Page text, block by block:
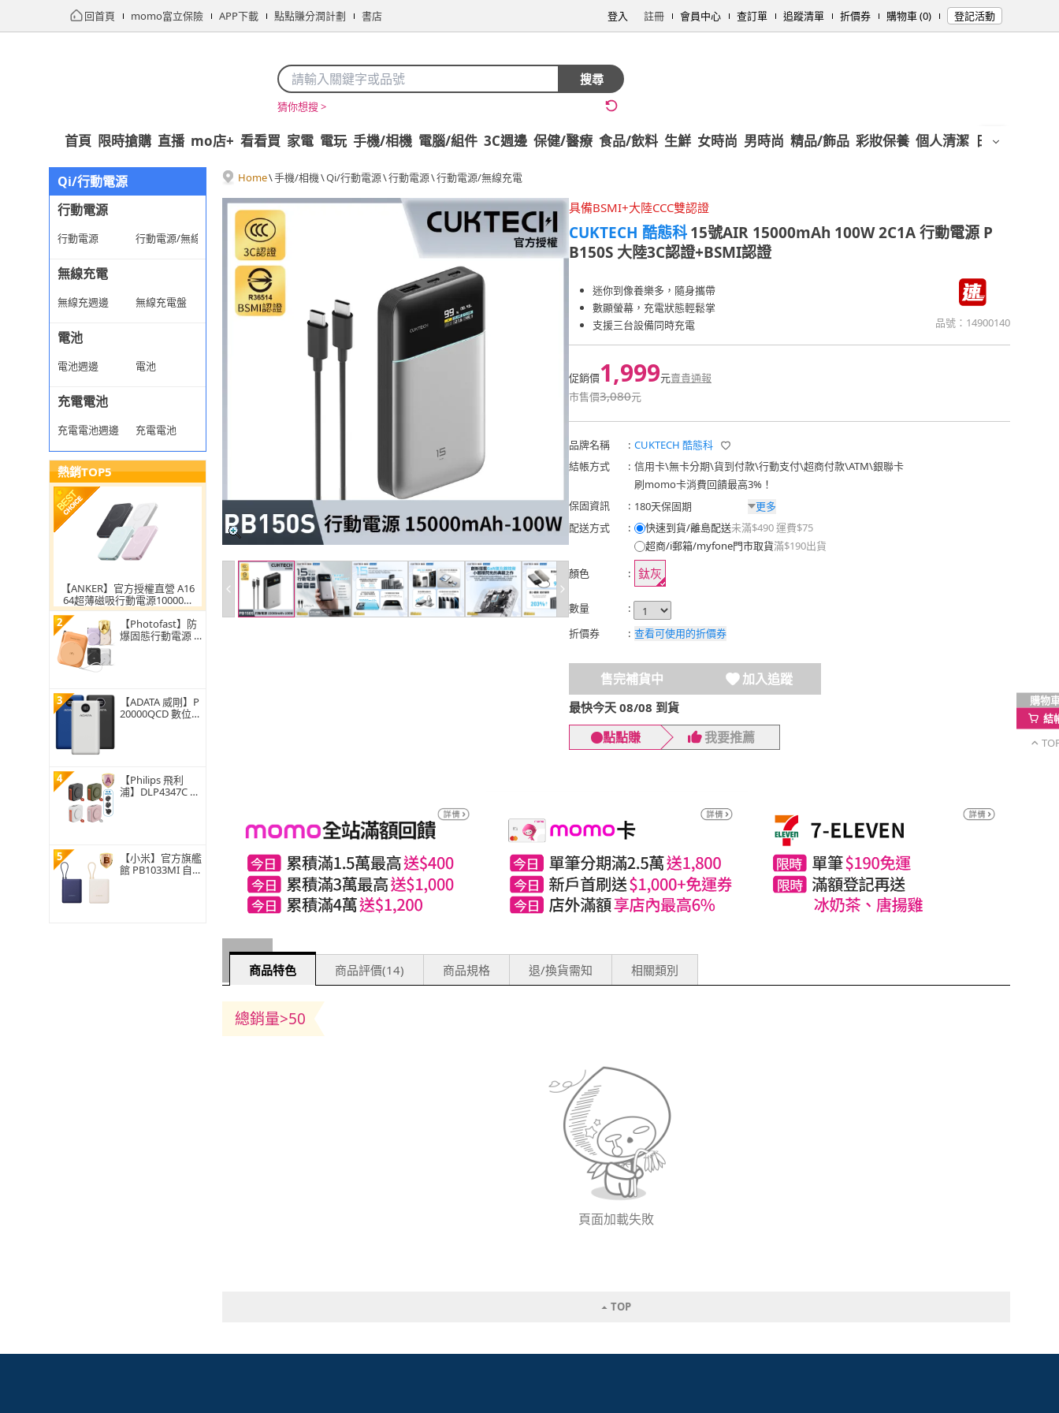
回首頁 momo富立保險 APP下載 點點賺分潤計劃 書店 登入 註冊 會員中心 查訂單 追蹤清單 折價券 購物車 (0) 登記活動
搜尋
猜你想搜 >
首頁 限時搶購 直播 mo店+ 看看買 家電 電玩 手機/相機 電腦/組件 3C週邊 保健/醫療 食品/飲料 生鮮 女時尚 男時尚 精品/飾品 彩妝保養 個人清潔 日用/紙品
Qi/行動電源
行動電源
行動電源 行動電源/無線充電
無線充電
無線充週邊 無線充電盤
電池
電池週邊 電池
充電電池
充電電池週邊 充電電池
熱銷TOP5
【ANKER】官方授權直營 A16
64超薄磁吸行動電源10000m
Ah Qi2 30W(黑白粉綠 Wh標
示/MagSafe/溫度監控/輕薄)
2
【Photofast】防
爆固態行動電源 A
3
【ADATA 威剛】P
20000QCD 數位顯
4
【Philips 飛利
浦】DLP4347C 10
Wh標示)
5
【小米】官方旗艦
館 PB1033MI 自
Home\手機/相機\Qi/行動電源\行動電源\行動電源/無線充電
具備BSMI+大陸CCC雙認證
CUKTECH 酷態科15號AIR 15000mAh 100W 2C1A 行動電源 P
B150S 大陸3C認證+BSMI認證
迷你到像養樂多，隨身攜帶
數顯螢幕，充電狀態輕鬆掌
支援三台設備同時充電
品號： 14900140
促銷價1,999元賣貴通報
市售價3,080元
品牌名稱 : CUKTECH 酷態科
結帳方式
: 信用卡\無卡分期\貨到付款\行動支付\超商付款\ATM\銀聯卡
刷momo卡消費回饋最高3%！
保固資訊
: 180天保固期
更多
配送方式
: 快速到貨/離島配送未滿$490 運費$75
超商/i郵箱/myfone門市取貨滿$190出貨
顏色
: 鈦灰
數量
:
折價券
: 查看可使用的折價券
售完補貨中 加入追蹤
最快今天 08/08 到貨
點點賺 我要推薦
商品特色 商品評價(14) 商品規格 退/換貨需知 相關類別
總銷量>50
頁面加載失敗
TOP
購物
結